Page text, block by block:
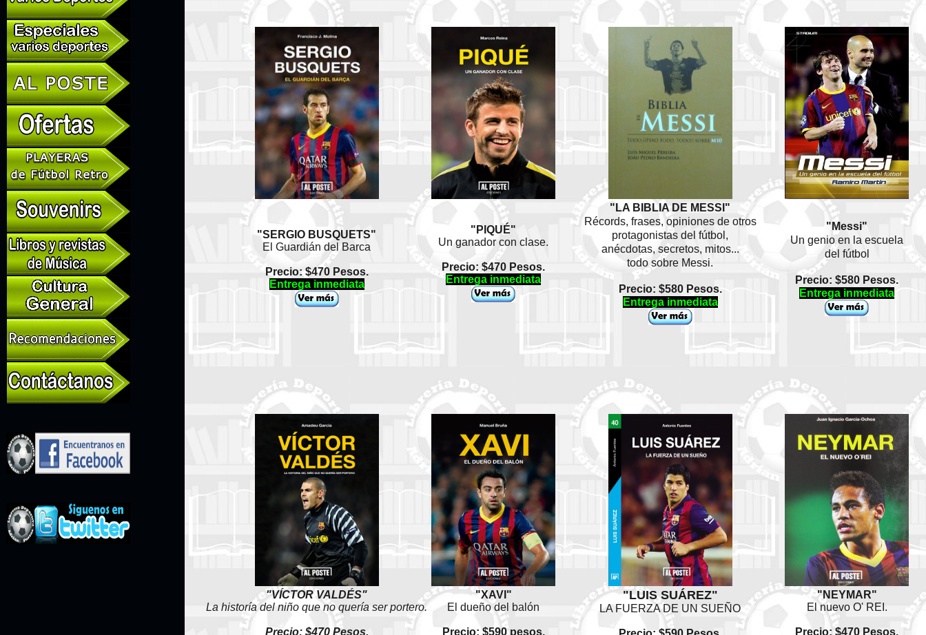
"SERGIO BUSQUETS"
El Guardián del Barca
Precio: $470 Pesos.
Entrega inmediata
"PIQUÉ"
Un ganador con clase.
Precio: $470 Pesos.
Entrega inmediata
"LA BIBLIA DE MESSI"
Récords, frases, opiniones de otros
protagonistas del fútbol,
anécdotas, secretos, mitos...
todo sobre Messi.
Precio: $580 Pesos.
Entrega inmediata
"Messi"
Un genio en la escuela
del fútbol
Precio: $580 Pesos.
Entrega inmediata
"VÍCTOR VALDÉS"
La historía del niño que no quería ser portero.
Precio: $470 Pesos.
"XAVI"
El dueño del balón
Precio: $590 pesos.
"LUIS SUÁREZ"
LA FUERZA DE UN SUEÑO
"NEYMAR"
El nuevo O' REI.
Precio: $470 Pesos.